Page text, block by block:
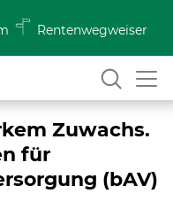
Rentenwegweiser
Zuwachs.
für
(bAV)